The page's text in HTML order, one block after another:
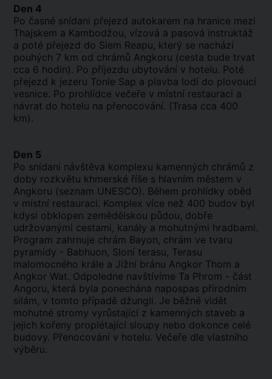
Den 4
Po časné snídani přejezd autokarem na hranice mezi
Thajskem a Kambodžou, vízová a pasová instruktáž
a poté přejezd do Siem Reapu, který se nachází
pouhých 7 km od chrámů Angkoru (cesta bude trvat
cca 6 hodin). Po příjezdu ubytování v hotelu. Poté
přejezd k jezeru Tonle Sap a plavba lodí do plovoucí
vesnice. Po prohlídce večeře v místní restauraci a
návrat do hotelu na přenocování. (Trasa cca 400
km).
Den 5
Po snídani návštěva komplexu kamenných chrámů z
doby rozkvětu khmerské říše s hlavním městem v
Angkoru (seznam UNESCO). Během prohlídky oběd
v místní restauraci. Komplex více než 400 budov byl
kdysi obklopen zemědělskou půdou, dobře
udržovanými cestami, kanály a mohutnými hradbami.
Program zahrnuje chrám Bayon, chrám ve tvaru
pyramidy - Babhuon, Sloní terasu, Terasu
malomocného krále a Jižní bránu Angkor Thom a
Angkor Wat. Odpoledne navštívíme Ta Phrom - část
Angoru, která byla ponechána napospas přírodním
silám, v tomto případě džungli. Je běžné vidět
mohutné stromy vyrůstající z kamenných staveb a
jejich kořeny proplétající sloupy nebo dokonce celé
budovy. Přenocování v hotelu. Večeře dle vlastního
výběru.